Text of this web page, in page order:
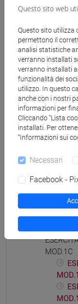
cina
[LM005I]
Struttura
LINGUA
MOD.1A
MOD.1C
Questo sito web
Questo sito utilizza
permettono il
analisi statistiche
verranno installati
verranno installati
funzionalità dei
utilizzo. In questo
anche con i nostri
informazioni per
Cliccando “Lista
installati. Per
“Informazioni sui
Necessari
Facebook -